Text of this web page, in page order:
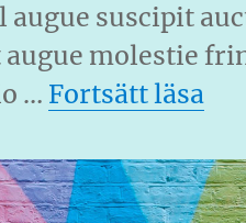
augue suscipit
augue molestie
… Fortsätt läsa